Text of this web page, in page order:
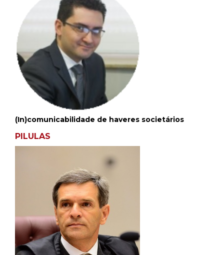
(In)comunicabilidade de haveres societários
PILULAS